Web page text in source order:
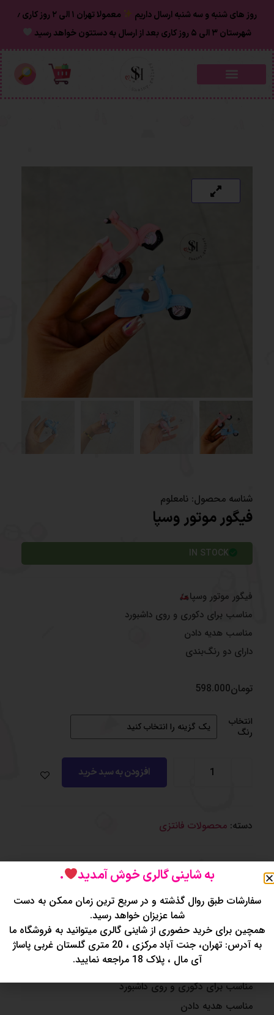
روز های شنبه و سه شنبه ارسال داریم
معمولا تهران ۱ الی ۲ روز‌ کاری ٫
شهرستان ۳ الی ۵ روز کاری بعد از ارسال به دستتون خواهد رسید
شناسه محصول: نامعلوم
فیگور موتور وسپا
IN STOCK
فیگور موتور وسپا
مناسب برای دکوری و روی داشبورد
مناسب هدیه دادن
دارای دو رنگ‌بندی
تومان598.000
انتخاب
رنگ
افزودن به سبد خرید
دسته: محصولات فانتزی
توضیحات توضیحات تکمیلی نظرات (0)
فیگور موتور وسپا
مناسب برای دکوری و روی داشبورد
مناسب هدیه دادن
به شاینی گالری خوش آمدید .
سفارشات طبق روال گذشته و در سریع ترین زمان ممکن به دست
شما عزیزان خواهد رسید.
همچین برای خرید حضوری از شاینی گالری میتوانید به فروشگاه ما
به آدرس: تهران، جنت آباد مرکزی ، 20 متری گلستان غربی پاساژ
آی مال ، پلاک 18 مراجعه نمایید.